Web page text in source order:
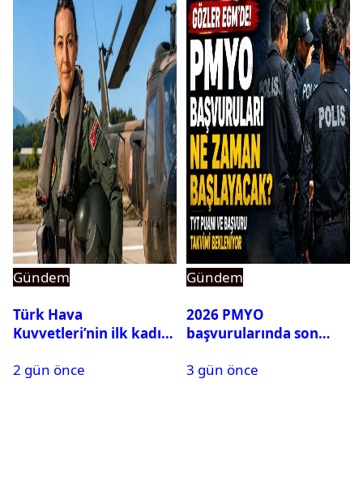
Gündem
Türk Hava
Kuvvetleri’nin ilk kadın
Karapınar hakkında
2 gün önce
Gündem
2026 PMYO
başvurularında son
3 gün önce